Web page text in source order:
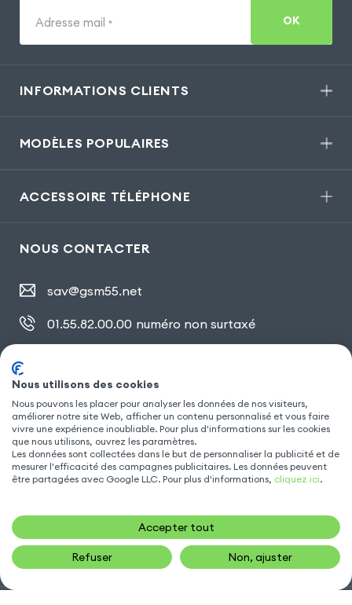
Adresse mail * OK
INFORMATIONS CLIENTS
MODÈLES POPULAIRES
ACCESSOIRE TÉLÉPHONE
NOUS CONTACTER
sav@gsm55.net
01.55.82.00.00 numéro non surtaxé
SUIVEZ NOUS
Nous utilisons des cookies
Nous pouvons les placer pour analyser les données de nos visiteurs,
améliorer notre site Web, afficher un contenu personnalisé et vous faire
vivre une expérience inoubliable. Pour plus d'informations sur les cookies
que nous utilisons, ouvrez les paramètres.
Les données sont collectées dans le but de personnaliser la publicité et de
mesurer l'efficacité des campagnes publicitaires. Les données peuvent
être partagées avec Google LLC. Pour plus d'informations, cliquez ici.
Accepter tout
Refuser Non, ajuster